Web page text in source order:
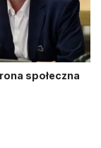
społeczna